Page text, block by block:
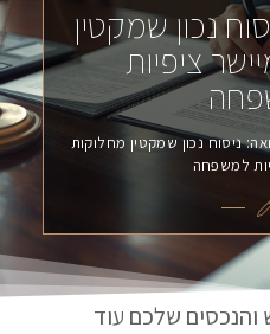
נכון שמקטין
ציפיות
ניסוח נכון שמקטין מחלוקות
למשפחה
שלכם עוד